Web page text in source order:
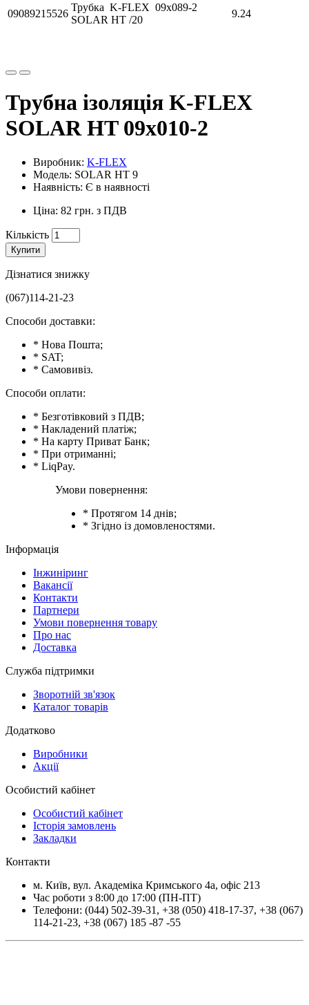
09089215526
Трубка K-FLEX 09x089-2
SOLAR HT /20
9.24
Трубна ізоляція K-FLEX
SOLAR HT 09x010-2
Виробник: K-FLEX
Модель: SOLAR HT 9
Наявність: Є в наявності
Ціна: 82 грн. з ПДВ
Кількість
Купити
Дізнатися знижку
(067)114-21-23
Способи доставки:
* Нова Пошта;
* SAT;
* Самовивіз.
Способи оплати:
* Безготівковий з ПДВ;
* Накладений платіж;
* На карту Приват Банк;
* При отриманні;
* LiqPay.
Умови повернення:
* Протягом 14 днів;
* Згідно із домовленостями.
Інформація
Інжиніринг
Вакансії
Контакти
Партнери
Умови повернення товару
Про нас
Доставка
Служба підтримки
Зворотній зв'язок
Каталог товарів
Додатково
Виробники
Акції
Особистий кабінет
Особистий кабінет
Історія замовлень
Закладки
Контакти
м. Київ, вул. Академіка Кримського 4а, офіс 213
Час роботи з 8:00 до 17:00 (ПН-ПТ)
Телефони: (044) 502-39-31 , +38 (050) 418-17-37, +38 (067)
114-21-23, +38 (067) 185 -87 -55